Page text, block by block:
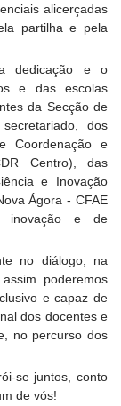
alicerçadas
partilha e pela
dedicação e o
e das escolas
da Secção de
dos
Coordenação e
Centro), das
e Inovação
Ágora - CFAE
inovação e de
no diálogo, na
poderemos
e capaz de
dos docentes e
no percurso dos
se juntos, conto
de vós!